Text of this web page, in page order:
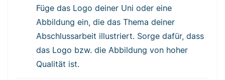
Füge das Logo deiner Uni oder eine
Abbildung ein, die das Thema deiner
Abschlussarbeit illustriert. Sorge dafür, dass
das Logo bzw. die Abbildung von hoher
Qualität ist.